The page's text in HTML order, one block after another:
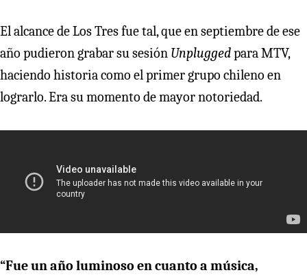
El alcance de Los Tres fue tal, que en septiembre de ese
año pudieron grabar su sesión Unpluggedpara MTV,
haciendo historia como el primer grupo chileno en
lograrlo. Era su momento de mayor notoriedad.
“Fue un año luminoso en cuanto a música,